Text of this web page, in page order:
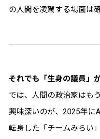
の人間を凌駕する場面は
それでも「生身の議員」
では、人間の政治家はも
興味深いのが、2025年に
転身した「チームみらい